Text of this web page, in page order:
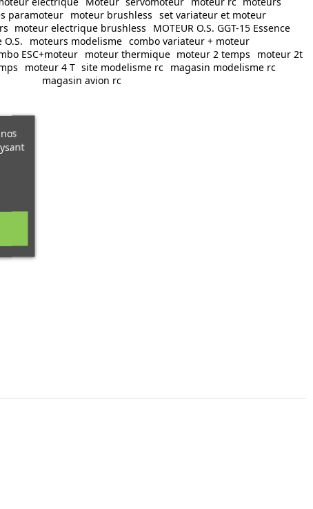
paramoteur moteur brushless set variateur et moteur
moteur electrique brushless
MOTEUR O.S. GGT-15 Essence
O.S.
moteurs modelisme combo variateur + moteur
ESC+moteur moteur thermique moteur 2 temps
moteur 2t
moteur 4 T site modelisme rc magasin modelisme rc
magasin avion rc